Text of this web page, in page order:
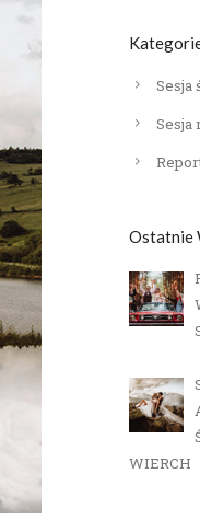
Sesja
Sesja
Ostatnie
WIERCH